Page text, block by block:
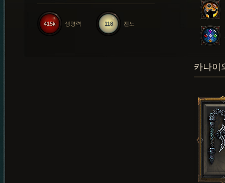
118 진노
415k 생명력
카나이